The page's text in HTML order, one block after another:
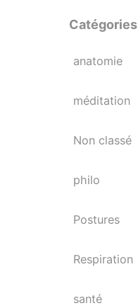
Catégories
anatomie
méditation
Non classé
philo
Postures
Respiration
santé